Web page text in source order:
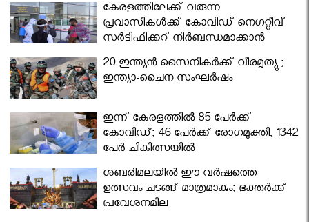
കേരളത്തിലേക്ക് വരുന്ന
പ്രവാസികള്‍ക്ക് കോവിഡ് നെഗറ്റീവ്
സര്‍ട്ടിഫിക്കറ്റ് നിർബന്ധമാക്കാൻ
മന്ത്രിസഭ
20 ഇന്ത്യൻ സൈനികർക്ക് വീരമൃത്യു ;
ഇന്ത്യാ-ചൈന സംഘർഷം
ഇന്ന് കേരളത്തിൽ 85 പേർക്ക്
കോവിഡ്; 46 പേർക്ക് രോഗമുക്തി, 1342
പേർ ചികിത്സയിൽ
ശബരിമലയില്‍ ഈ വർഷത്തെ
ഉത്സവം ചടങ്ങ് മാത്രമാകും; ഭക്തർക്ക്
പ്രവേശനമില്ല